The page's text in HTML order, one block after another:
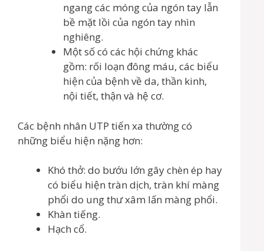
ngang các móng của ngón tay lẫn
bề mặt lồi của ngón tay nhìn
nghiêng.
Một số có các hội chứng khác
gồm: rối loạn đông máu, các biểu
hiện của bệnh về da, thần kinh,
nội tiết, thận và hệ cơ.
Các bệnh nhân UTP tiến xa thường có
những biểu hiện nặng hơn:
Khó thở: do bướu lớn gây chèn ép hay
có biểu hiện tràn dịch, tràn khí màng
phổi do ung thư xâm lấn màng phổi.
Khàn tiếng.
Hạch cổ.